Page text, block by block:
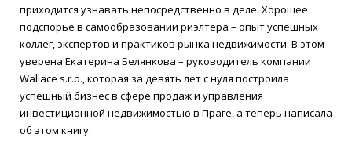
приходится узнавать непосредственно в деле. Хорошее
подспорье в самообразовании риэлтера – опыт успешных
коллег, экспертов и практиков рынка недвижимости. В этом
уверена Екатерина Белянкова – руководитель компании
Wallace s.r.o., которая за девять лет с нуля построила
успешный бизнес в сфере продаж и управления
инвестиционной недвижимостью в Праге, а теперь написала
об этом книгу.